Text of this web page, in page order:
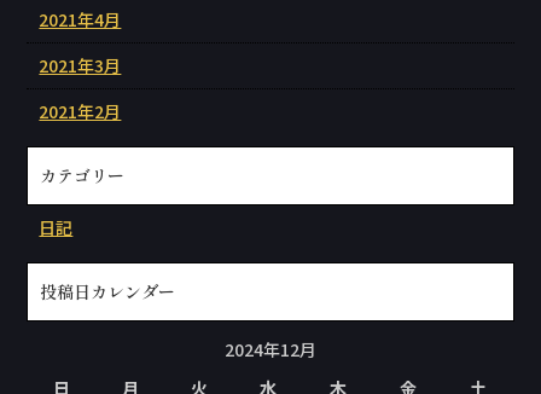
2021年4月
2021年3月
2021年2月
カテゴリー
日記
投稿日カレンダー
2024年12月
日
月 火 水 木 金 土